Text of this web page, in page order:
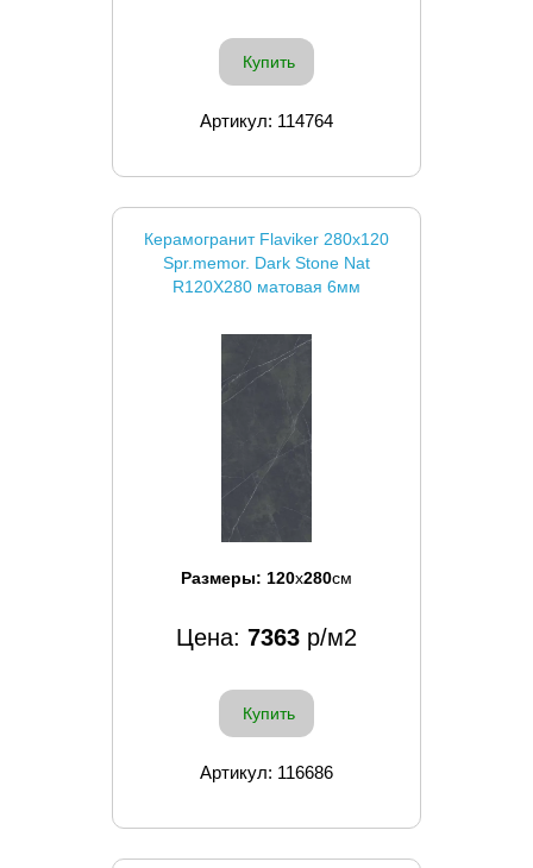
Купить
Артикул: 114764
Керамогранит Flaviker 280x120
Spr.memor. Dark Stone Nat
R120X280 матовая 6мм
Размеры: 120x280см
Цена: 7363 р/м2
Купить
Артикул: 116686